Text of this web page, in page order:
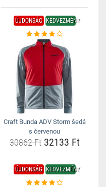
ÚJDONSÁG KEDVEZMÉNY
Craft Bunda ADV Storm šedá
s červenou
30862 Ft32133 Ft
ÚJDONSÁG KEDVEZMÉNY